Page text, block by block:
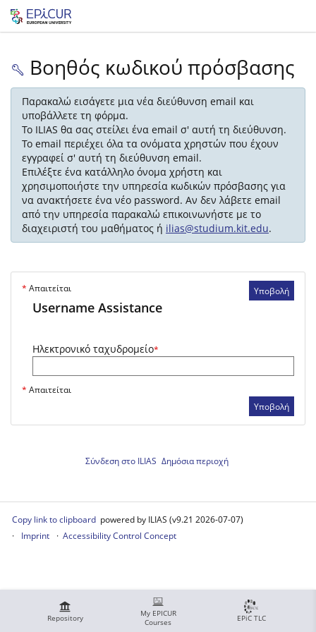
Repository
My EPICUR
Courses
EPiC TLC
Βοηθός κωδικού πρόσβασης
Παρακαλώ εισάγετε μια νέα διεύθυνση email και
υποβάλλετε τη φόρμα.
Το ILIAS θα σας στείλει ένα email σ' αυτή τη διεύθυνση.
Το email περιέχει όλα τα ονόματα χρηστών που έχουν
εγγραφεί σ' αυτή τη διεύθυνση email.
Επιλέξτε ένα κατάλληλο όνομα χρήστη και
χρησιμοποιήστε την υπηρεσία κωδικών πρόσβασης για
να ανακτήσετε ένα νέο password. Αν δεν λάβετε email
από την υπηρεσία παρακαλώ επικοινωνήστε με το
διαχειριστή του μαθήματος ή ilias@studium.kit.edu.
Υποβολή
* Απαιτείται
Username Assistance
Ηλεκτρονικό ταχυδρομείο*
* Απαιτείται
Υποβολή
Σύνδεση στο ILIAS Δημόσια περιοχή
Copy link to clipboard powered by ILIAS (v9.21 2026-07-07)
Imprint
Accessibility Control Concept